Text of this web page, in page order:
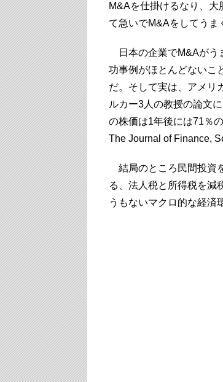
M&Aを仕掛けるなり、
て急いでM&Aをしてうま
日本の企業でM&Aがう
功事例がほとんどないこ
だ。そして実は、アメリ
ルカー3人の教授の論文
の株価は1年後には71％
The Journal of Finance,
結局のところ民間投資
る、法人税と所得税を減
うもないマクロ的な経済